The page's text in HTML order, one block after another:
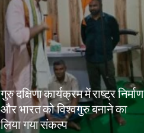
गुरु दक्षिणा कार्यक्रम में राष्ट्र निर्माण
और भारत को विश्वगुरु बनाने का
लिया गया संकल्प